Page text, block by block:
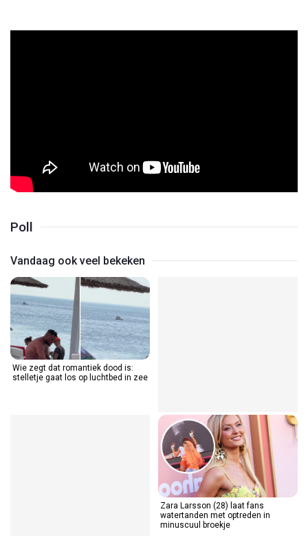
Poll
Vandaag ook veel bekeken
Wie zegt dat romantiek dood is:
stelletje gaat los op luchtbed in zee
Zara Larsson (28) laat fans
watertanden met optreden in
minuscuul broekje